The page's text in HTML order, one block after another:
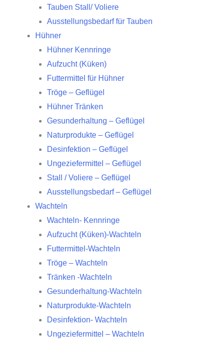
Tauben Stall/ Voliere
Ausstellungsbedarf für Tauben
Hühner
Hühner Kennringe
Aufzucht (Küken)
Futtermittel für Hühner
Tröge – Geflügel
Hühner Tränken
Gesunderhaltung – Geflügel
Naturprodukte – Geflügel
Desinfektion – Geflügel
Ungeziefermittel – Geflügel
Stall / Voliere – Geflügel
Ausstellungsbedarf – Geflügel
Wachteln
Wachteln- Kennringe
Aufzucht (Küken)-Wachteln
Futtermittel-Wachteln
Tröge – Wachteln
Tränken -Wachteln
Gesunderhaltung-Wachteln
Naturprodukte-Wachteln
Desinfektion- Wachteln
Ungeziefermittel – Wachteln